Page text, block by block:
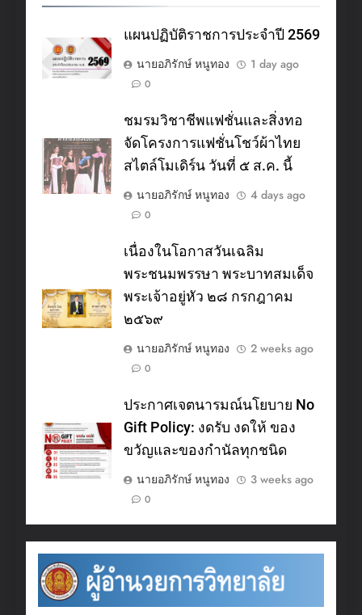
แผนปฏิบัติราชการประจำปี 2569
นายอภิรักษ์ หนูทอง
1 day ago
0
ชมรมวิชาชีพแฟชั่นและสิ่งทอ
จัดโครงการแฟชั่นโชว์ผ้าไทย
สไตล์โมเดิร์น วันที่ ๕ ส.ค. นี้
นายอภิรักษ์ หนูทอง
4 days ago
0
เนื่องในโอกาสวันเฉลิม
พระชนมพรรษา พระบาทสมเด็จ
พระเจ้าอยู่หัว ๒๘ กรกฎาคม
๒๕๖๙
นายอภิรักษ์ หนูทอง
2 weeks ago
0
ประกาศเจตนารมณ์นโยบาย No
Gift Policy: งดรับ งดให้ ของ
ขวัญและของกำนัลทุกชนิด
นายอภิรักษ์ หนูทอง
3 weeks ago
0